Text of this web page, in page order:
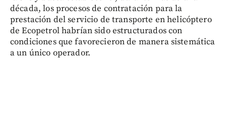
década, los procesos de contratación para la
prestación del servicio de transporte en helicóptero
de Ecopetrol habrían sido estructurados con
condiciones que favorecieron de manera sistemática
a un único operador.